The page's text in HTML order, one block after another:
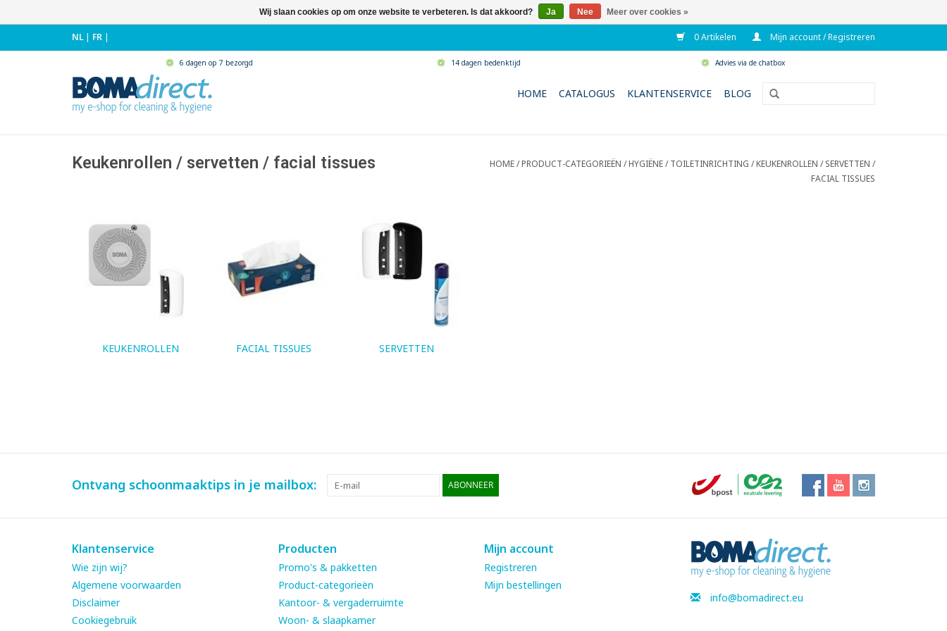
NL| FR | 0 Artikelen Mijn account / Registreren
6 dagen op 7 bezorgd 14 dagen bedenktijd Advies via de chatbox
HOME CATALOGUS KLANTENSERVICE BLOG
Keukenrollen / servetten / facial tissues HOME/PRODUCT-CATEGORIEËN /HYGIËNE / TOILETINRICHTING /KEUKENROLLEN / SERVETTEN /
FACIAL TISSUES
KEUKENROLLEN FACIAL TISSUES SERVETTEN
Ontvang schoonmaaktips in je mailbox: ABONNEER
Klantenservice
Wie zijn wij?
Algemene voorwaarden
Disclaimer
Cookiegebruik
Producten
Promo's & pakketten
Product-categorieën
Kantoor- & vergaderruimte
Woon- & slaapkamer
Mijn account
Registreren
Mijn bestellingen
info@bomadirect.eu
Wij slaan cookies op om onze website te verbeteren. Is dat akkoord? Ja Nee Meer over cookies »